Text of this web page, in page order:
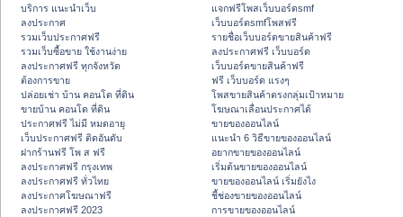
บริการ แนะนำเว็บ
ลงประกาศ
รวมเว็บประกาศฟรี
รวมเว็บซื้อขาย ใช้งานง่าย
ลงประกาศฟรี ทุกจังหวัด
ต้องการขาย
ปล่อยเช่า บ้าน คอนโด ที่ดิน
ขายบ้าน คอนโด ที่ดิน
ประกาศฟรี ไม่มี หมดอายุ
เว็บประกาศฟรี ติดอันดับ
ฝากร้านฟรี โพ ส ฟรี
ลงประกาศฟรี กรุงเทพ
ลงประกาศฟรี ทั่วไทย
ลงประกาศโฆษณาฟรี
ลงประกาศฟรี 2023
แจกฟรีโพสเว็บบอร์ดsmf
เว็บบอร์ดsmfโพสฟรี
รายชื่อเว็บบอร์ดขายสินค้าฟรี
ลงประกาศฟรี เว็บบอร์ด
เว็บบอร์ดขายสินค้าฟรี
ฟรี เว็บบอร์ด แรงๆ
โพสขายสินค้าตรงกลุ่มเป้าหมาย
โฆษณาเลื่อนประกาศได้
ขายของออนไลน์
แนะนำ 6 วิธีขายของออนไลน์
อยากขายของออนไลน์
เริ่มต้นขายของออนไลน์
ขายของออนไลน์ เริ่มยังไง
ชี้ช่องขายของออนไลน์
การขายของออนไลน์